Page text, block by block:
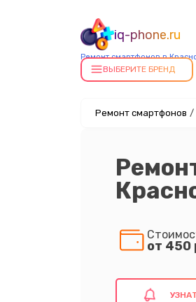
iq-phone.ru
Ремонт смартфонов в
ВЫБЕРИТЕ БРЕНД
Ремонт смартфонов /
от 450